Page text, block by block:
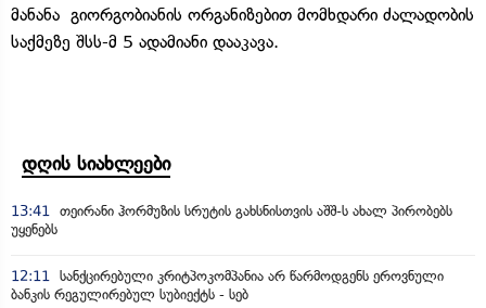
მანანა გიორგობიანის ორგანიზებით მომხდარი ძალადობის
საქმეზე შსს-მ 5 ადამიანი დააკავა.
დღის სიახლეები
13:41
თეირანი ჰორმუზის სრუტის გახსნისთვის აშშ-ს ახალ პირობებს
უყენებს
12:11
სანქცირებული კრიტპოკომპანია არ წარმოდგენს ეროვნული
ბანკის რეგულირებულ სუბიექტს - სებ